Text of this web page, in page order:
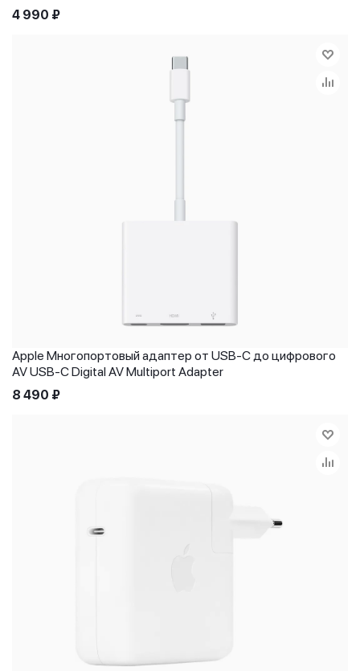
4 990 ₽
Apple Многопортовый адаптер от USB-C до цифрового
AV USB-C Digital AV Multiport Adapter
8 490 ₽